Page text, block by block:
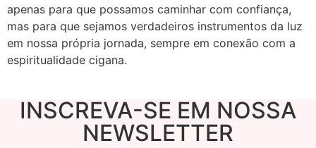
apenas para que possamos caminhar com confiança,
mas para que sejamos verdadeiros instrumentos da luz
em nossa própria jornada, sempre em conexão com a
espiritualidade cigana.
INSCREVA-SE EM NOSSA
NEWSLETTER